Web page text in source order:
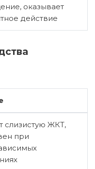
оказывает
действие
слизистую ЖКТ,
при